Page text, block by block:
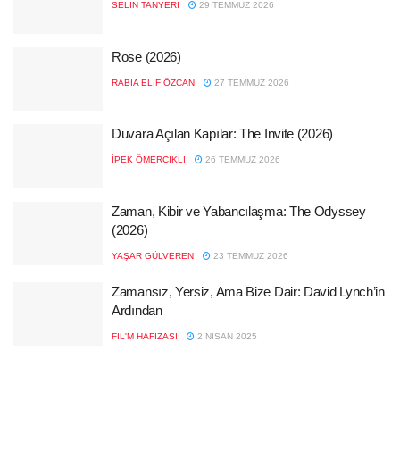
SELIN TANYERI 29 TEMMUZ 2026
Rose (2026)
RABIA ELIF ÖZCAN 27 TEMMUZ 2026
Duvara Açılan Kapılar: The Invite (2026)
İPEK ÖMERCIKLI 26 TEMMUZ 2026
Zaman, Kibir ve Yabancılaşma: The Odyssey
(2026)
YAŞAR GÜLVEREN 23 TEMMUZ 2026
Zamansız, Yersiz, Ama Bize Dair: David Lynch’in
Ardından
FIL'M HAFIZASI 2 NISAN 2025